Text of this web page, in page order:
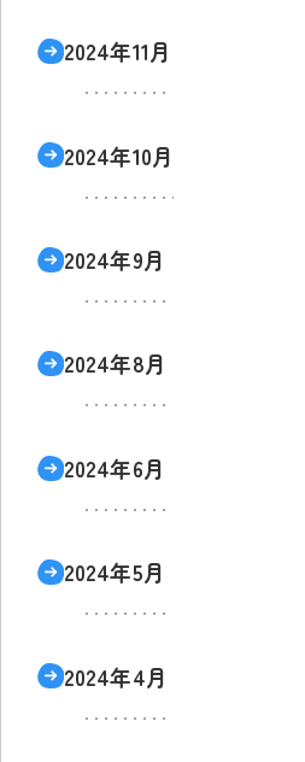
2024年11月
2024年10月
2024年9月
2024年8月
2024年6月
2024年5月
2024年4月